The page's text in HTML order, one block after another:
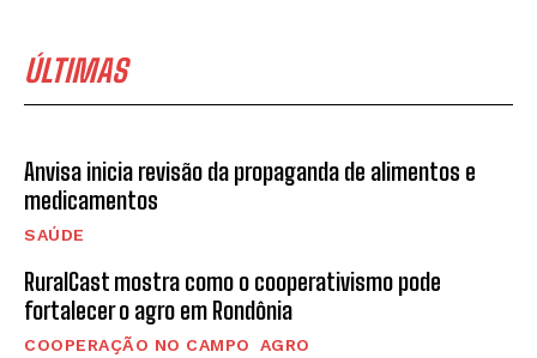
ÚLTIMAS
Anvisa inicia revisão da propaganda de alimentos e
medicamentos
SAÚDE
RuralCast mostra como o cooperativismo pode
fortalecer o agro em Rondônia
COOPERAÇÃO NO CAMPO AGRO